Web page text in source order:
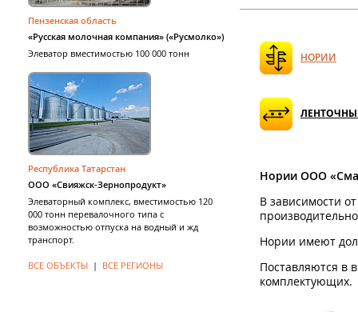
НОРИИ
Нории ООО «
В зависимости
Нории имеют
Поставляются в
комплектующих.
Пензенская область
«Русская молочная компания» («Русмолко»)
Элеватор вместимостью 100 000 тонн
Республика Татарстан
ООО «Свияжск-Зернопродукт»
Элеваторный комплекс, вместимостью 120
000 тонн перевалочного типа с
возможностью отпуска на водный и жд
транспорт.
ВСЕ ОБЪЕКТЫ | ВСЕ РЕГИОНЫ